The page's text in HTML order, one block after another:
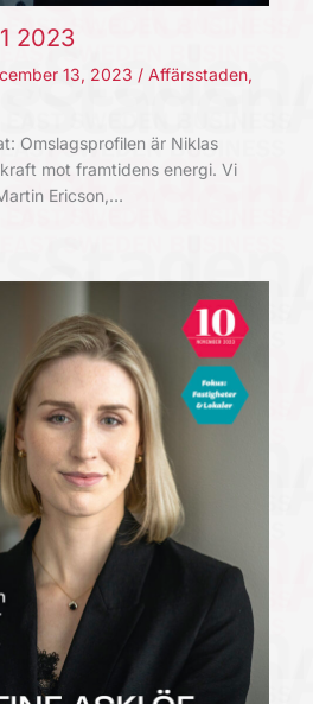
2023
13, 2023 / Affärsstaden,
Omslagsprofilen är Niklas
mot framtidens energi. Vi
Ericson,…